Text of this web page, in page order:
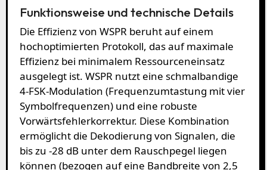
Funktionsweise und technische Details
Die Effizienz von WSPR beruht auf einem
hochoptimierten Protokoll, das auf maximale
Effizienz bei minimalem Ressourceneinsatz
ausgelegt ist. WSPR nutzt eine schmalbandige
4-FSK-Modulation (Frequenzumtastung mit vier
Symbolfrequenzen) und eine robuste
Vorwärtsfehlerkorrektur. Diese Kombination
ermöglicht die Dekodierung von Signalen, die
bis zu -28 dB unter dem Rauschpegel liegen
können (bezogen auf eine Bandbreite von 2,5